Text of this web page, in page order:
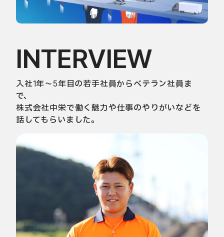
INTERVIEW
入社1年～5年目の若手社員からベテラン社員ま
で、
株式会社中栄で働く魅力や仕事のやりがいなどを
話してもらいました。